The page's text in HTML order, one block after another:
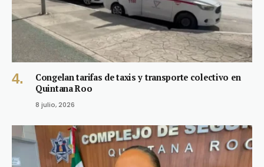
Congelan tarifas de taxis y transporte colectivo en
Quintana Roo
8 julio, 2026